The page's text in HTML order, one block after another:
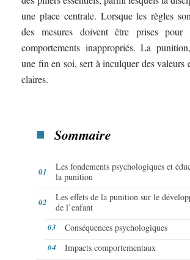
une place centrale. Lorsque les règles
des mesures doivent être prises pour
comportements inappropriés. La
une fin en soi, sert à inculquer des valeurs
claires.
Sommaire
Les fondements psychologiques et
la punition
Les effets de la punition sur le
de l’enfant
Conséquences psychologiques
Impacts comportementaux